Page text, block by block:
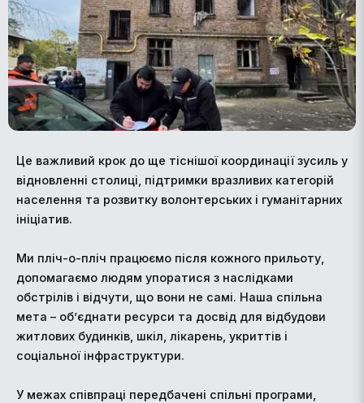
Це важливий крок до ще тіснішої координації зусиль у
відновленні столиці, підтримки вразливих категорій
населення та розвитку волонтерських і гуманітарних
ініціатив.
Ми пліч-о-пліч працюємо після кожного прильоту,
допомагаємо людям упоратися з наслідками
обстрілів і відчути, що вони не самі. Наша спільна
мета – об’єднати ресурси та досвід для відбудови
житлових будинків, шкіл, лікарень, укриттів і
соціальної інфраструктури.
У межах співпраці передбачені спільні програми,